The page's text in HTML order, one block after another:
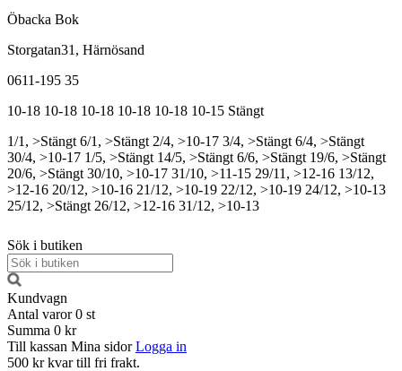
Öbacka Bok
Storgatan31, Härnösand
0611-195 35
10-18 10-18 10-18 10-18 10-18 10-15 Stängt
1/1, >Stängt 6/1, >Stängt 2/4, >10-17 3/4, >Stängt 6/4, >Stängt
30/4, >10-17 1/5, >Stängt 14/5, >Stängt 6/6, >Stängt 19/6, >Stängt
20/6, >Stängt 30/10, >10-17 31/10, >11-15 29/11, >12-16 13/12,
>12-16 20/12, >10-16 21/12, >10-19 22/12, >10-19 24/12, >10-13
25/12, >Stängt 26/12, >12-16 31/12, >10-13
Sök i butiken
Kundvagn
Antal varor 0 st
Summa 0 kr
Till kassan Mina sidor Logga in
500 kr kvar till fri frakt.